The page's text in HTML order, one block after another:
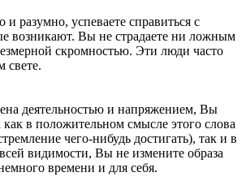
разумно, успеваете справиться с
возникают. Вы не страдаете ни ложным
скромностью. Эти люди часто
свете.
деятельностью и напряжением, Вы
как в положительном смысле этого слова
чего-нибудь достигать), так и в
видимости, Вы не измените образа
времени и для себя.